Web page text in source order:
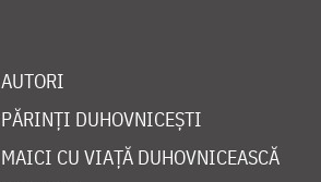
AUTORI
PĂRINȚI DUHOVNICEȘTI
MAICI CU VIAȚĂ DUHOVNICEASCĂ